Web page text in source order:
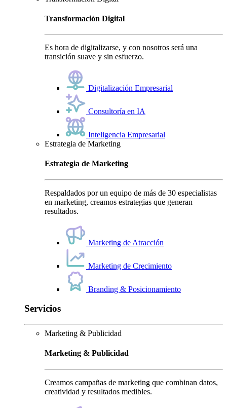
Transformación Digital
Es hora de digitalizarse, y con nosotros será una
transición suave y sin esfuerzo.
Digitalización Empresarial
Consultoría en IA
Inteligencia Empresarial
Estrategia de Marketing
Estrategia de Marketing
Respaldados por un equipo de más de 30 especialistas
en marketing, creamos estrategias que generan
resultados.
Marketing de Atracción
Marketing de Crecimiento
Branding & Posicionamiento
Servicios
Marketing & Publicidad
Marketing & Publicidad
Creamos campañas de marketing que combinan datos,
creatividad y resultados medibles.